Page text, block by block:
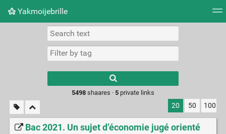
Yakmoijebrille
Picture wall
results.
5498shaares · 5private links
20 50 100
Bac 2021. Un sujet d’économie jugé orienté